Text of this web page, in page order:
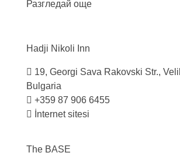
Разгледай още
Hadji Nikoli Inn
19, Georgi Sava Rakovski Str.,
Bulgaria
+359 87 906 6455
İnternet sitesi
The BASE